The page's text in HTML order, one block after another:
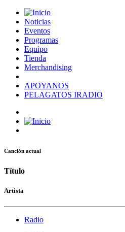
Noticias
Eventos
Programas
Equipo
Tienda
Merchandising
APOYANOS
PELAGATOS IRADIO
Canción actual
Título
Artista
Radio